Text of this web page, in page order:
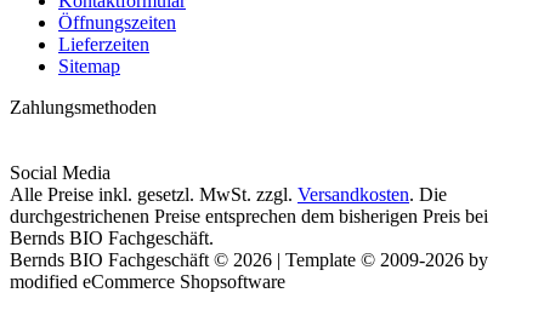
Öffnungszeiten
Lieferzeiten
Sitemap
Zahlungsmethoden
Social Media
Alle Preise inkl. gesetzl. MwSt. zzgl. Versandkosten. Die
durchgestrichenen Preise entsprechen dem bisherigen Preis bei
Bernds BIO Fachgeschäft.
Bernds BIO Fachgeschäft © 2026 | Template © 2009-2026 by
modified eCommerce Shopsoftware